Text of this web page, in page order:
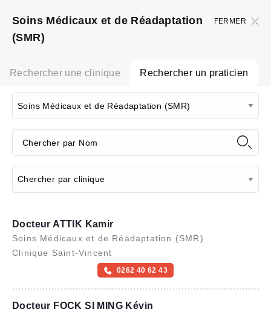
FERMER
Soins Médicaux et de Réadaptation
(SMR)
Rechercher une clinique Rechercher un praticien
Docteur ATTIK Kamir
Soins Médicaux et de Réadaptation (SMR)
Clinique Saint-Vincent
0262 40 62 43
Docteur FOCK SI MING Kévin